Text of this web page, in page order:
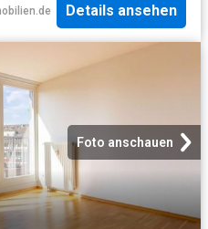
Details ansehen
Foto anschauen